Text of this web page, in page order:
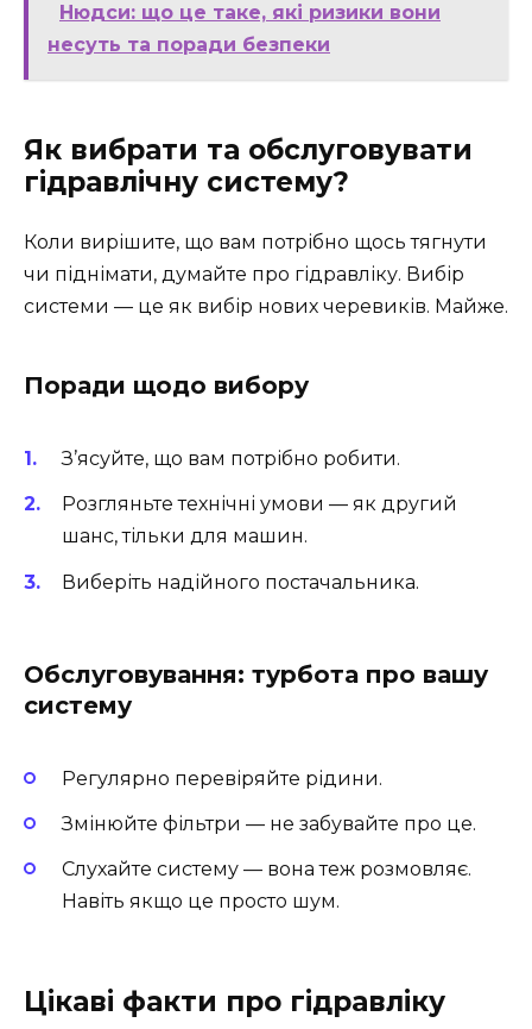
Нюдси: що це таке, які ризики вони
несуть та поради безпеки
Як вибрати та обслуговувати
гідравлічну систему?
Коли вирішите, що вам потрібно щось тягнути
чи піднімати, думайте про гідравліку. Вибір
системи — це як вибір нових черевиків. Майже.
Поради щодо вибору
З’ясуйте, що вам потрібно робити.
Розгляньте технічні умови — як другий
шанс, тільки для машин.
Виберіть надійного постачальника.
Обслуговування: турбота про вашу
систему
Регулярно перевіряйте рідини.
Змінюйте фільтри — не забувайте про це.
Слухайте систему — вона теж розмовляє.
Навіть якщо це просто шум.
Цікаві факти про гідравліку